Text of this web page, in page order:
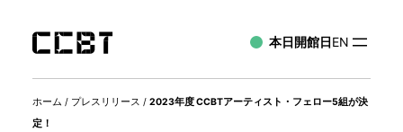
本日開館日EN
ホーム / プレスリリース / 2023年度 CCBTアーティスト・フェロー5組が決
定！